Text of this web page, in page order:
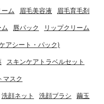
ーム 眉毛美容液 眉毛育毛剤
ム 唇パック リップクリーム
アシート・パック)
スキンケアトラベルセット
マスク
洗顔ネット 洗顔ブラシ 繭玉